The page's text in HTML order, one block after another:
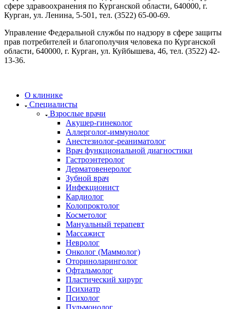
сфере здравоохранения по Курганской области, 640000, г.
Курган, ул. Ленина, 5-501, тел. (3522) 65-00-69.
Управление Федеральной службы по надзору в сфере защиты
прав потребителей и благополучия человека по Курганской
области, 640000, г. Курган, ул. Куйбышева, 46, тел. (3522) 42-
13-36.
О клинике
Специалисты
Взрослые врачи
Акушер-гинеколог
Аллерголог-иммунолог
Анестезиолог-реаниматолог
Врач функциональной диагностики
Гастроэнтеролог
Дерматовенеролог
Зубной врач
Инфекционист
Кардиолог
Колопроктолог
Косметолог
Мануальный терапевт
Массажист
Невролог
Онколог (Маммолог)
Оториноларинголог
Офтальмолог
Пластический хирург
Психиатр
Психолог
Пульмонолог